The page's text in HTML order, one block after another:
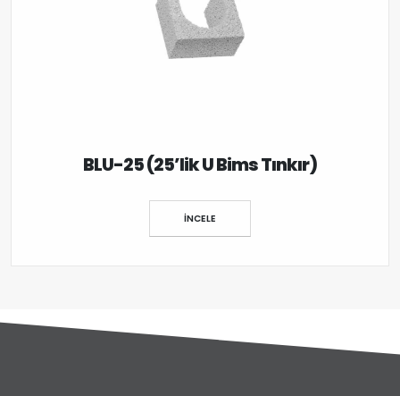
BLU-25 (25’lik U Bims Tınkır)
İNCELE